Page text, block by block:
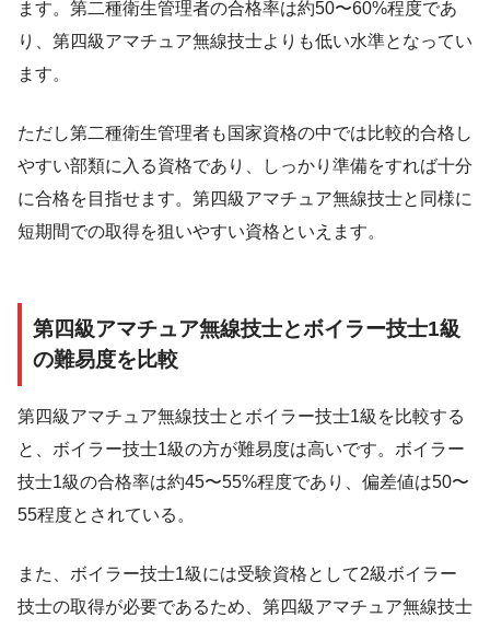
ます。第二種衛生管理者の合格率は約50〜60%程度であ
り、第四級アマチュア無線技士よりも低い水準となってい
ます。
ただし第二種衛生管理者も国家資格の中では比較的合格し
やすい部類に入る資格であり、しっかり準備をすれば十分
に合格を目指せます。第四級アマチュア無線技士と同様に
短期間での取得を狙いやすい資格といえます。
第四級アマチュア無線技士とボイラー技士1級
の難易度を比較
第四級アマチュア無線技士とボイラー技士1級を比較する
と、ボイラー技士1級の方が難易度は高いです。ボイラー
技士1級の合格率は約45〜55%程度であり、偏差値は50〜
55程度とされている。
また、ボイラー技士1級には受験資格として2級ボイラー
技士の取得が必要であるため、第四級アマチュア無線技士